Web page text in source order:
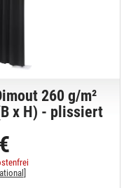
260 g/m²
x H) - plissiert